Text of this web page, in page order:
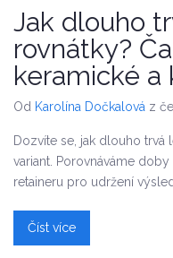
Jak dlouho
rovnátky?
keramické a
Od Karolína Dočkalová z
Dozvíte se, jak dlouho trvá
variant. Porovnáváme
retaineru pro udržení
Číst více